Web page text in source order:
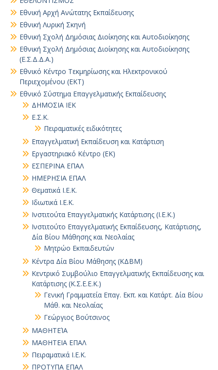
Εθνική Αρχή Ανώτατης Εκπαίδευσης
Εθνική Λυρική Σκηνή
Εθνική Σχολή Δημόσιας Διοίκησης και Αυτοδιοίκησης
Εθνική Σχολή Δημόσιας Διοίκησης και Αυτοδιοίκησης
(Ε.Σ.Δ.Δ.Α.)
Εθνικό Κέντρο Τεκμηρίωσης και Ηλεκτρονικού
Περιεχομένου (ΕΚΤ)
Εθνικό Σύστημα Επαγγελματικής Εκπαίδευσης
ΔΗΜΟΣΙΑ ΙΕΚ
Ε.Σ.Κ.
Πειραματικές ειδικότητες
Επαγγελματική Εκπαίδευση και Κατάρτιση
Εργαστηριακό Κέντρο (ΕΚ)
ΕΣΠΕΡΙΝΑ ΕΠΑΛ
ΗΜΕΡΗΣΙΑ ΕΠΑΛ
Θεματικά Ι.Ε.Κ.
Ιδιωτικά Ι.Ε.Κ.
Ινστιτούτα Επαγγελματικής Κατάρτισης (Ι.Ε.Κ.)
Ινστιτούτο Επαγγελματικής Εκπαίδευσης, Κατάρτισης,
Δία Βίου Μάθησης και Νεολαίας
Μητρώο Εκπαιδευτών
Κέντρα Δία Βίου Μάθησης (ΚΔΒΜ)
Κεντρικό Συμβούλιο Επαγγελματικής Εκπαίδευσης και
Κατάρτισης (Κ.Σ.Ε.Ε.Κ.)
Γενική Γραμματεία Επαγ. Εκπ. και Κατάρτ. Δία Βίου
Μάθ. και Νεολαίας
Γεώργιος Βούτσινος
ΜΑΘΗΤΕΊΑ
ΜΑΘΗΤΕΙΑ ΕΠΑΛ
Πειραματικά Ι.Ε.Κ.
ΠΡΟΤΥΠΑ ΕΠΑΛ